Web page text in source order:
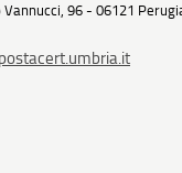
96 - 06121